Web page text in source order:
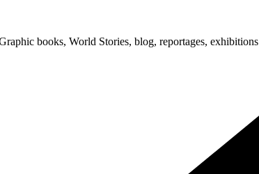
books, World Stories, blog, reportages, exhibitions